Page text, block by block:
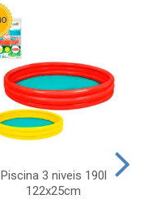
Piscina 3 niveis 190l
122x25cm